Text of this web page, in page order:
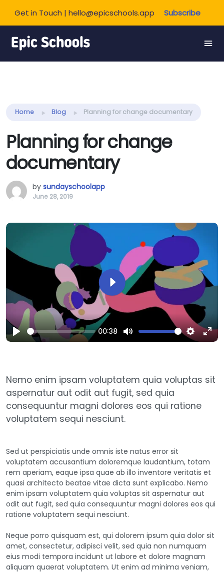
Get in Touch | hello@epicschools.app Subscribe
Share this:
Home Blog Planning for change documentary
Planning for change
documentary
by sundayschoolapp
June 28, 2019
Play
00:38
Mute
Settings
Play
Nemo enim ipsam voluptatem quia voluptas sit
aspernatur aut odit aut fugit, sed quia
consequuntur magni dolores eos qui ratione
voluptatem sequi nesciunt.
Sed ut perspiciatis unde omnis iste natus error sit
voluptatem accusantium doloremque laudantium, totam
rem aperiam, eaque ipsa quae ab illo inventore veritatis et
quasi architecto beatae vitae dicta sunt explicabo. Nemo
enim ipsam voluptatem quia voluptas sit aspernatur aut
odit aut fugit, sed quia consequuntur magni dolores eos qui
ratione voluptatem sequi nesciunt.
Neque porro quisquam est, qui dolorem ipsum quia dolor sit
amet, consectetur, adipisci velit, sed quia non numquam
eius modi tempora incidunt ut labore et dolore magnam
aliquam quaerat voluptatem. Ut enim ad minima veniam,